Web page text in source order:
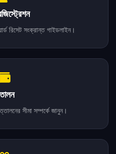
রিসেট সংক্রান্ত গাইডলাইন।
সীমা সম্পর্কে জানুন।